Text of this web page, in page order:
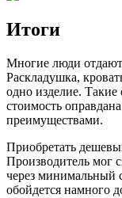
Итоги
Многие люди отдают
Раскладушка,
одно изделие. Такие
стоимость
преимуществами.
Приобретать
Производитель мог
через минимальный
обойдется намного